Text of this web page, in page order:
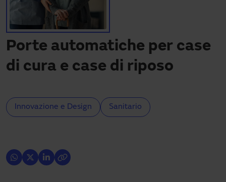
Porte automatiche per case
di cura e case di riposo
Innovazione e Design Sanitario